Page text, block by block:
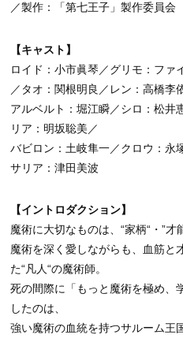
／製作：「第七王子」製作委員会
【キャスト】
ロイド：小市眞琴／グリモ：ファ
／タオ：関根明良／レン：高橋李
アルベルト：堀江瞬／シロ：松井
リア：明坂聡美／
バビロン：土岐隼一／クロウ：永
サリア：津田美波
【イントロダクション】
魔術に大切なものは、“家柄“・”才
魔術を深く愛しながらも、血筋と
た“凡人“の魔術師。
死の間際に「もっと魔術を極め、
したのは、
強い魔術の血統を持つサルーム王